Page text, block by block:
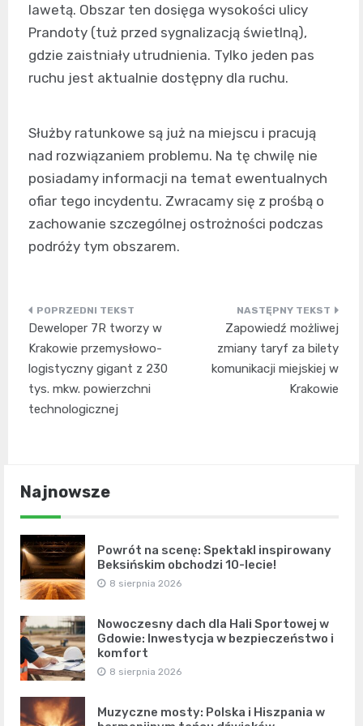
lawetą. Obszar ten dosięga wysokości ulicy
Prandoty (tuż przed sygnalizacją świetlną),
gdzie zaistniały utrudnienia. Tylko jeden pas
ruchu jest aktualnie dostępny dla ruchu.
Służby ratunkowe są już na miejscu i pracują
nad rozwiązaniem problemu. Na tę chwilę nie
posiadamy informacji na temat ewentualnych
ofiar tego incydentu. Zwracamy się z prośbą o
zachowanie szczególnej ostrożności podczas
podróży tym obszarem.
Nawigacja
wpisu
Deweloper 7R tworzy w
Krakowie przemysłowo-
logistyczny gigant z 230
tys. mkw. powierzchni
technologicznej
Zapowiedź możliwej
zmiany taryf za bilety
komunikacji miejskiej w
Krakowie
Najnowsze
Powrót na scenę: Spektakl inspirowany
Beksińskim obchodzi 10-lecie!
8 sierpnia 2026
Nowoczesny dach dla Hali Sportowej w
Gdowie: Inwestycja w bezpieczeństwo i
komfort
8 sierpnia 2026
Muzyczne mosty: Polska i Hiszpania w